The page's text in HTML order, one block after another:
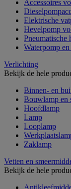
Accessoires
Elektrische
Hevelpomp
Pneumatische
Waterpomp
Verlichting
Bekijk de hele
Binnen- en
Bouwlamp en
Hoofdlamp
Lamp
Looplamp
Zaklamp
Vetten en
Bekijk de hele